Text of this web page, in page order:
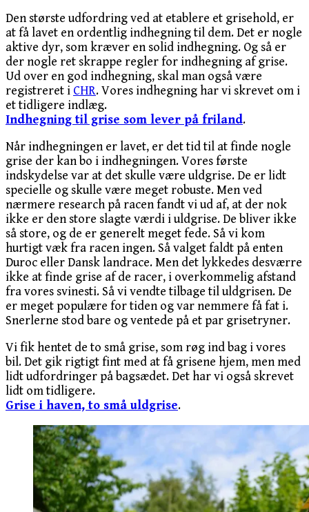
Den største udfordring ved at etablere et grisehold, er
at få lavet en ordentlig indhegning til dem. Det er nogle
aktive dyr, som kræver en solid indhegning. Og så er
der nogle ret skrappe regler for indhegning af grise.
Ud over en god indhegning, skal man også være
registreret i CHR. Vores indhegning har vi skrevet om i
et tidligere indlæg.
Indhegning til grise som lever på friland.
Når indhegningen er lavet, er det tid til at finde nogle
grise der kan bo i indhegningen. Vores første
indskydelse var at det skulle være uldgrise. De er lidt
specielle og skulle være meget robuste. Men ved
nærmere research på racen fandt vi ud af, at der nok
ikke er den store slagte værdi i uldgrise. De bliver ikke
så store, og de er generelt meget fede. Så vi kom
hurtigt væk fra racen ingen. Så valget faldt på enten
Duroc eller Dansk landrace. Men det lykkedes desværre
ikke at finde grise af de racer, i overkommelig afstand
fra vores svinesti. Så vi vendte tilbage til uldgrisen. De
er meget populære for tiden og var nemmere få fat i.
Snerlerne stod bare og ventede på et par grisetryner.
Vi fik hentet de to små grise, som røg ind bag i vores
bil. Det gik rigtigt fint med at få grisene hjem, men med
lidt udfordringer på bagsædet. Det har vi også skrevet
lidt om tidligere.
Grise i haven, to små uldgrise.